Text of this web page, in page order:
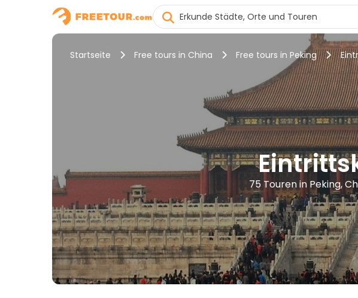
Startseite Free tours in China Free tours in Peking
75 Touren in Peking,